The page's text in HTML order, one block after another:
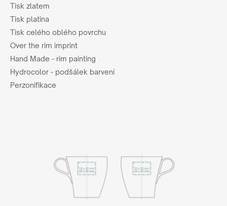
Tisk zlatem
Tisk platina
Tisk celého oblého povrchu
Over the rim imprint
Hand Made - rim painting
Hydrocolor - podšálek barvení
Perzonifikace